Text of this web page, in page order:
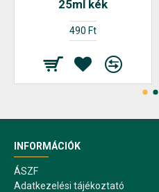
25ml kék
490 Ft
INFORMÁCIÓK
ÁSZF
Adatkezelési tájékoztató